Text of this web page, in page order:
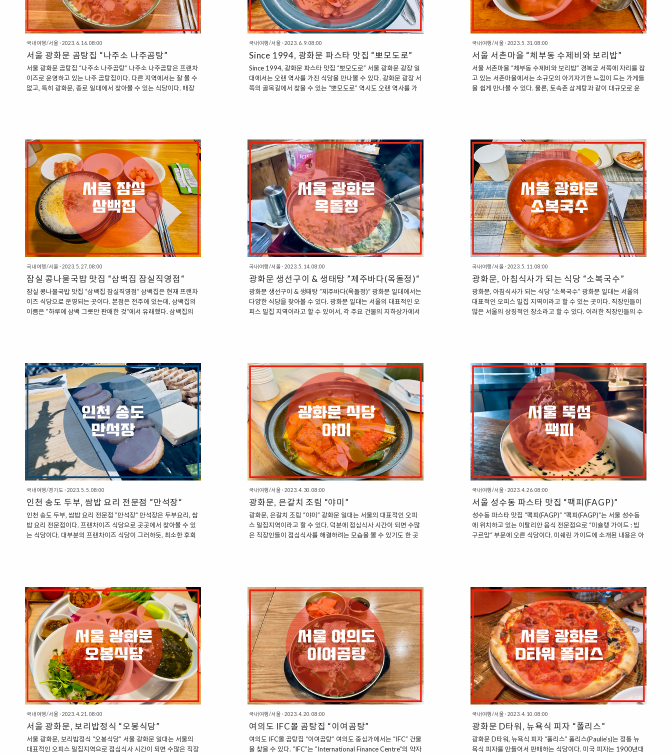
국내여행/서울 · 2023. 6. 16. 08:00
서울 광화문 곰탕집 “나주소 나주곰탕”
서울 광화문 곰탕집 “나주소 나주곰탕” 나주소 나주곰탕은 프랜차
이즈로 운영하고 있는 나주 곰탕집이다. 다른 지역에서는 잘 볼 수
없고, 특히 광화문, 종로 일대에서 찾아볼 수 있는 식당이다. 매장
회와 포시즌스 호텔 사이에 자리하고 있고, 대로변에 있어서 입구
를 찾는 것이 어렵지 않다. 매장은 총 2층 규모로 이루어져 있어서
한 번에 많은 손님들을 받을 수 있는 것이 장점이기도 하다. 이번
방문에서는 2층에는 올라가 보지 않고 1층에서 식사를 하게..
국내여행/서울 · 2023. 6. 9. 08:00
Since 1994, 광화문 파스타 맛집 “뽀모도로”
Since 1994, 광화문 파스타 맛집 “뽀모도로” 서울 광화문 광장 일
대에서는 오랜 역사를 가진 식당을 만나볼 수 있다. 광화문 광장 서
쪽의 골목길에서 찾을 수 있는 “뽀모도로” 역시도 오랜 역사를 가
항상 많은 사람들이 줄을 서있는 것으로 유명한 식당이다. 이곳에
서 판매하는 주력 메뉴는 ”파스타“이다. 일반적으로 파스타를 판매
하는 매장의 경우에는 분위기는 좋지만, 맛이 아쉽거나 양이 부족
해서 아쉬운 경우가 많은 편인데, 뽀모도로에서는 양이 부족..
국내여행/서울 · 2023. 5. 31. 08:00
서울 서촌마을 “체부동 수제비와 보리밥”
서울 서촌마을 “체부동 수제비와 보리밥” 경복궁 서쪽에 자리를 잡
고 있는 서촌마을에서는 소규모의 아기자기한 느낌이 드는 가게들
을 쉽게 만나볼 수 있다. 물론, 토속촌 삼계탕과 같이 대규모로 운
유추할 수 있듯이, 수제비와 보리밥과 같은 무겁지 않은 가벼운 메
뉴를 판매하는 토속 음식점이다. 한옥을 개조한 듯한 느낌의 작은
매장으로, 개량한옥 특유의 운치 있는 풍경을 자랑하는 식당이다.
규모가 크지 않은 편이라, 아기자기한 느낌이 감돌기도 한다. 식사
메뉴..
국내여행/서울 · 2023. 5. 27. 08:00
잠실 콩나물국밥 맛집 “삼백집 잠실직영점“
잠실 콩나물국밥 맛집 “삼백집 잠실직영점“ 삼백집은 현재 프랜차
이즈 식당으로 운영되는 곳이다. 본점은 전주에 있는데, 삼백집의
이름은 ”하루에 삼백 그릇만 판매한 것“에서 유래했다. 삼백집의
된 삼백집“ 삼백집의 본점은 1947년경 전주 본점 자리에서 시작
하여, 70년이 넘는 세월 동안 이어져 온 식당이다. 현재 전주 본점
대표인 조정래 대표의 할머니, 어머니의 대를 이어서 현재까지 이
어져 내려오고 있다. 삼백집은 허영만 화백의 식객에서도 등장하
는 전통있..
국내여행/서울 · 2023. 5. 14. 08:00
광화문 생선구이 & 생태탕 ”제주바다(옥돌정)“
광화문 생선구이 & 생태탕 ”제주바다(옥돌정)“ 광화문 일대에서는
다양한 식당을 찾아볼 수 있다. 광화문 일대는 서울의 대표적인 오
피스 밀집 지역이라고 할 수 있어서, 각 주요 건물의 지하상가에서
다” 제주바다 역시도 도렴빌딩 지하상가에서 찾을 수 있는 식당이
다. 제주바다라는 이름답게, 다양한 생선구이, 혹은 탕을 맛볼 수
있는 곳이다. 제주바다에서는 제주도에서 공수해 온 옥돔, 고등어,
삼치 등을 오븐에서 구워서 내놓는 곳이다. 혹은 탕을 주문할 수..
국내여행/서울 · 2023. 5. 11. 08:00
광화문, 아침식사가 되는 식당 “소복국수”
광화문, 아침식사가 되는 식당 “소복국수” 광화문 일대는 서울의
대표적인 오피스 밀집 지역이라고 할 수 있는 곳이다. 직장인들이
많은 서울의 상징적인 장소라고 할 수 있다. 이러한 직장인들의 수
당이다. 다른 대부분의 식당들과 마찬가지로 지하상가에서 찾을
수 있는데, ”KB 국민은행“이 있는 건물인 대우빌딩 지하상가에서
찾을 수 있다. 소복국수는 그 이름에서 유추할 수 있듯이, ”국수“를
판매하는 식당인데, 국수뿐만 아니라, 우동, 국밥 등을 판매하..
국내여행/경기도 · 2023. 5. 5. 08:00
인천 송도 두부, 쌈밥 요리 전문점 ”만석장“
인천 송도 두부, 쌈밥 요리 전문점 ”만석장“ 만석장은 두부요리, 쌈
밥 요리 전문점이다. 프랜차이즈 식당으로 곳곳에서 찾아볼 수 있
는 식당이다. 대부분의 프랜차이즈 식당이 그러하듯, 최소한 후회
플스트리트 지하에서 찾을 수 있는데, 트리플스트리트 C동 지하에
있다. 송도 현대아웃렛과 트리플스트리트는 지상으로 연결이 되어
있기도 하고, 지하로 연결이 되어 있기도 한데, 만석장을 방문하는
경우..
국내여행/서울 · 2023. 4. 30. 08:00
광화문, 은갈치 조림 “야미”
광화문, 은갈치 조림 “야미” 광화문 일대는 서울의 대표적인 오피
스 밀집지역이라고 할 수 있다. 덕분에 점심식사 시간이 되면 수많
은 직장인들이 점심식사를 해결하려는 모습을 볼 수 있기도 한 곳
“Yummy”라고 쓰는데, 여기에서는 “Yammy”로 쓰고 있다. 이곳에
서 제공하는 주력 메뉴는 한식이다. 정갈한 한식을 제공하는데, 된
장찌개, 소고기 나물비빔밥, 은갈치 조림, 전통 육개장 등을 제공
한..
국내여행/서울 · 2023. 4. 26. 08:00
서울 성수동 파스타 맛집 “팩피(FAGP)”
성수동 파스타 맛집 “팩피(FAGP)” “팩피(FAGP)”는 서울 성수동
에 위치하고 있는 이탈리안 음식 전문점으로 “미슐랭 가이드 : 빕
구르망“ 부문에 오른 식당이다. 미쉐린 가이드에 소개된 내용은 아
는 순간이 무척이나 행복하다는 이 셰프. 팩피를 찾는 모든 고객이
편안하고 행복하게 식사를 즐길 수만 있다면 그걸로 만족한다는
그의 바람이 잘 투영된 공간이다. ”성수동 파스타 맛집, 팩피
(FAGP)..
국내여행/서울 · 2023. 4. 21. 08:00
서울 광화문, 보리밥정식 “오봉식당”
서울 광화문, 보리밥정식 “오봉식당” 서울 광화문 일대는 서울의
대표적인 오피스 밀집지역으로 점심식사 시간이 되면 수많은 직장
국내여행/서울 · 2023. 4. 20. 08:00
여의도 IFC몰 곰탕집 “이여곰탕”
여의도 IFC몰 곰탕집 “이여곰탕” 여의도 중심가에서는 “IFC” 건물
을 찾을 수 있다. “IFC”는 ”International Finance Centre”의 약자
국내여행/서울 · 2023. 4. 10. 08:00
광화문 D타워, 뉴욕식 피자 “폴리스”
광화문 D타워, 뉴욕식 피자 “폴리스” 폴리스(Paulie’s)는 정통 뉴
욕식 피자를 만들어서 판매하는 식당이다. 미국 피자는 1900년대